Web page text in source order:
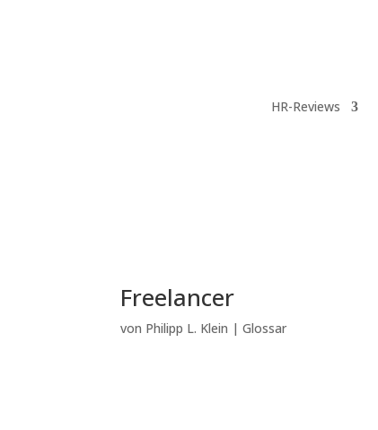
HR-Reviews
Freelancer
von Philipp L. Klein |Glossar